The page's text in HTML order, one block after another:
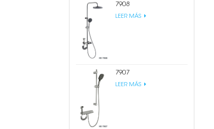
7908
LEER MÁS
7907
LEER MÁS